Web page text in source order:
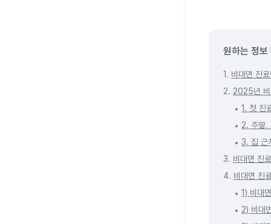
원하는 정보
1. 비대면 진
2. 2025년 비
1. 첫 진
2. 주말,
3. 집 근
3. 비대면 진
4. 비대면 진
1) 비대
2) 비대